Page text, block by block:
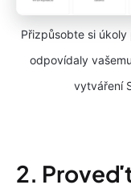
Přizpůsobte si
odpovídaly
vytváření
2.